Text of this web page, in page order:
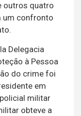
outros quatro
um confronto
Delegacia
à Pessoa
do crime foi
em
militar
obteve a